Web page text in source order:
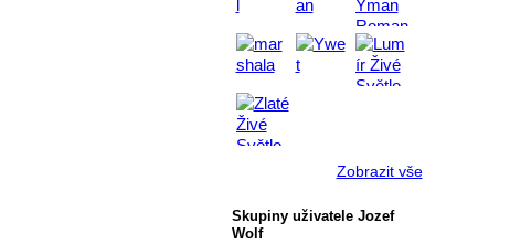
Zobrazit vše
Skupiny uživatele Jozef
Wolf